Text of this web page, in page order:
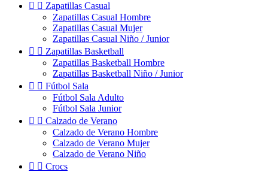
  Zapatillas Casual
Zapatillas Casual Hombre
Zapatillas Casual Mujer
Zapatillas Casual Niño / Junior
  Zapatillas Basketball
Zapatillas Basketball Hombre
Zapatillas Basketball Niño / Junior
  Fútbol Sala
Fútbol Sala Adulto
Fútbol Sala Junior
  Calzado de Verano
Calzado de Verano Hombre
Calzado de Verano Mujer
Calzado de Verano Niño
  Crocs